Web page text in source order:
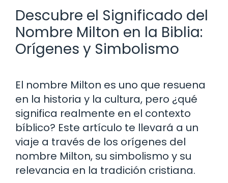
Descubre el Significado del
Nombre Milton en la Biblia:
Orígenes y Simbolismo
El nombre Milton es uno que resuena
en la historia y la cultura, pero ¿qué
significa realmente en el contexto
bíblico? Este artículo te llevará a un
viaje a través de los orígenes del
nombre Milton, su simbolismo y su
relevancia en la tradición cristiana.